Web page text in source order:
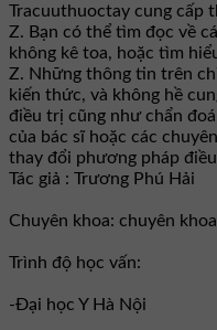
Tracuuthuoctay cung cấp
Z. Bạn có thể tìm đọc về
không kê toa, hoặc tìm
Z. Những thông tin trên
kiến thức, và không hề
điều trị cũng như chẩn
của bác sĩ hoặc các
thay đổi phương pháp
Tác giả : Trương Phú Hải
Chuyên khoa: chuyên
Trình độ học vấn:
-Đại học Y Hà Nội